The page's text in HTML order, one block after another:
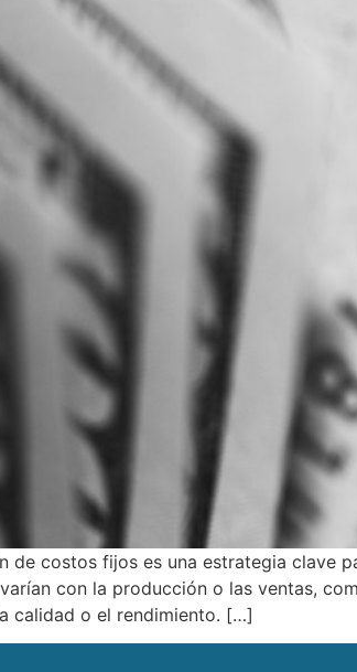
de costos fijos es una estrategia clave
con la producción o las ventas,
calidad o el rendimiento. […]